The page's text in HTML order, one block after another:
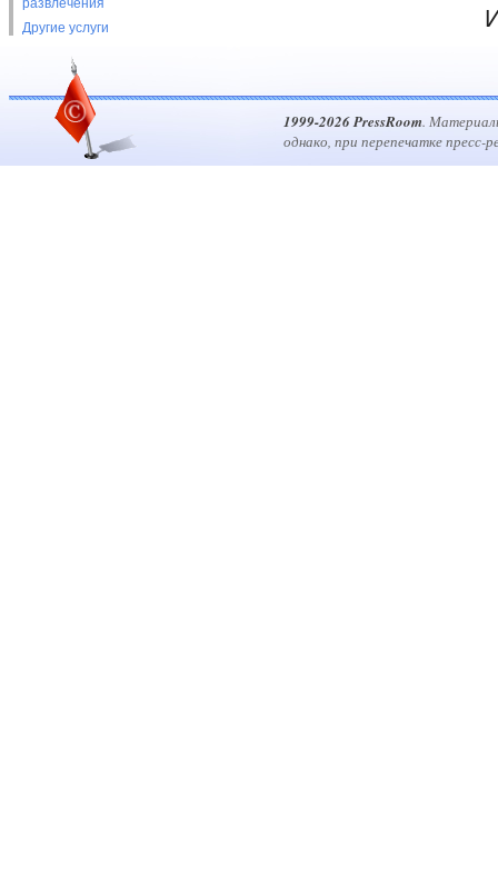
развлечения
Другие услуги
1999-2026 PressRoom.
однако, при перепечатке пресс-